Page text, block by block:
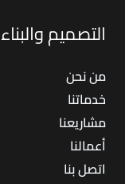
التصميم والبناء
من نحن
خدماتنا
مشاريعنا
أعمالنا
اتصل بنا